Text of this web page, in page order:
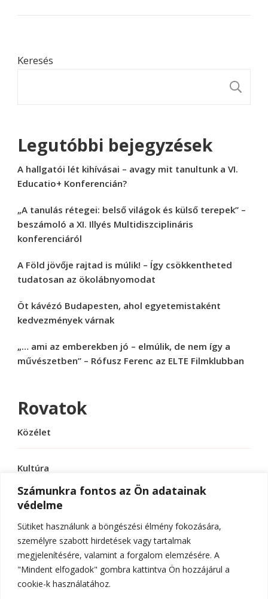
Számunkra fontos az Ön adatainak
védelme
Sütiket használunk a böngészési élmény fokozására,
személyre szabott hirdetések vagy tartalmak
megjelenítésére, valamint a forgalom elemzésére. A
"Mindent elfogadok" gombra kattintva Ön hozzájárul a
cookie-k használatához.
Keresés
Legutóbbi bejegyzések
A hallgatói lét kihívásai – avagy mit tanultunk a VI.
Educatio+ Konferencián?
„A tanulás rétegei: belső világok és külső terepek” –
beszámoló a XI. Illyés Multidiszciplináris
konferenciáról
A Föld jövője rajtad is múlik! – Így csökkentheted
tudatosan az ökolábnyomodat
Öt kávézó Budapesten, ahol egyetemistaként
kedvezmények várnak
„… ami az emberekben jó – elmúlik, de nem így a
művészetben” – Rófusz Ferenc az ELTE Filmklubban
Rovatok
Közélet
Kultúra
Sport
Tudomány